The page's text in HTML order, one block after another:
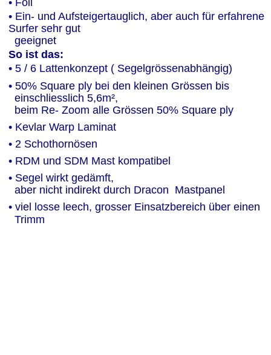
• Ein- und Aufsteigertauglich, aber auch für erfahrene
Surfer sehr gut
  geeignet
So ist das:
• 5 / 6 Lattenkonzept ( Segelgrössenabhängig)
• 50% Square ply bei den kleinen Grössen bis
  einschliesslich 5,6m²,
  beim Re- Zoom alle Grössen 50% Square ply
• Kevlar Warp Laminat
• 2 Schothornösen
• RDM und SDM Mast kompatibel
• Segel wirkt gedämft,
  aber nicht indirekt durch Dracon  Mastpanel
• viel losse leech, grosser Einsatzbereich über einen
  Trimm